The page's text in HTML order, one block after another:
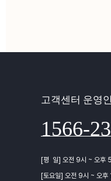
고객센터 운영
1566-
[평 일] 오전 9시 ~ 오후
[토요일] 오전 9시 ~ 오후